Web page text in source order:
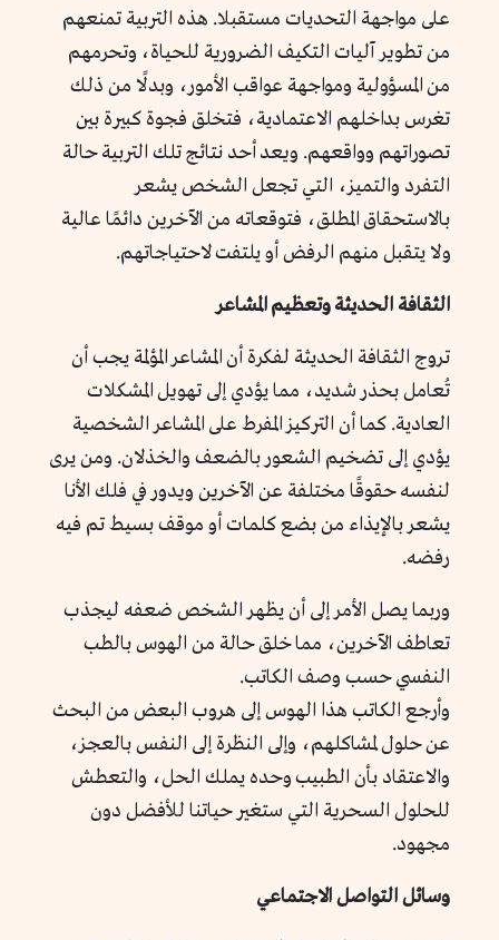
على مواجهة التحديات مستقبلا. هذه التربية تمنعهم
من تطوير آليات التكيف الضرورية للحياة، وتحرمهم
من المسؤولية ومواجهة عواقب الأمور، وبدلًا من ذلك
تغرس بداخلهم الاعتمادية، فتخلق فجوة كبيرة بين
تصوراتهم وواقعهم. ويعد أحد نتائج تلك التربية حالة
التفرد والتميز، التي تجعل الشخص يشعر
بالاستحقاق المطلق، فتوقعاته من الآخرين دائمًا عالية
ولا يتقبل منهم الرفض أو يلتفت لاحتياجاتهم.
الثقافة الحديثة وتعظيم المشاعر
تروج الثقافة الحديثة لفكرة أن المشاعر المؤلمة يجب أن
تُعامل بحذر شديد، مما يؤدي إلى تهويل المشكلات
العادية. كما أن التركيز المفرط على المشاعر الشخصية
يؤدي إلى تضخيم الشعور بالضعف والخذلان. ومن يرى
لنفسه حقوقًا مختلفة عن الآخرين ويدور في فلك الأنا
يشعر بالإيذاء من بضع كلمات أو موقف بسيط تم فيه
رفضه.
وربما يصل الأمر إلى أن يظهر الشخص ضعفه ليجذب
تعاطف الآخرين، مما خلق حالة من الهوس بالطب
النفسي حسب وصف الكاتب.
وأرجع الكاتب هذا الهوس إلى هروب البعض من البحث
عن حلول لمشاكلهم، وإلى النظرة إلى النفس بالعجز،
والاعتقاد بأن الطبيب وحده يملك الحل، والتعطش
للحلول السحرية التي ستغير حياتنا للأفضل دون
مجهود.
وسائل التواصل الاجتماعي